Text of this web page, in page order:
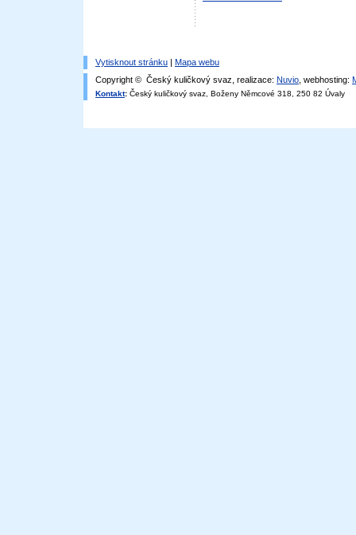
Vytisknout stránku | Mapa webu
Copyright © Český kuličkový svaz, realizace: Nuvio , webhosting:
Kontakt: Český kuličkový svaz, Boženy Němcové 318, 250 82 Úvaly